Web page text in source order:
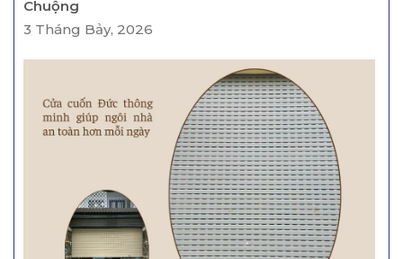
Chuộng
3 Tháng Bảy, 2026